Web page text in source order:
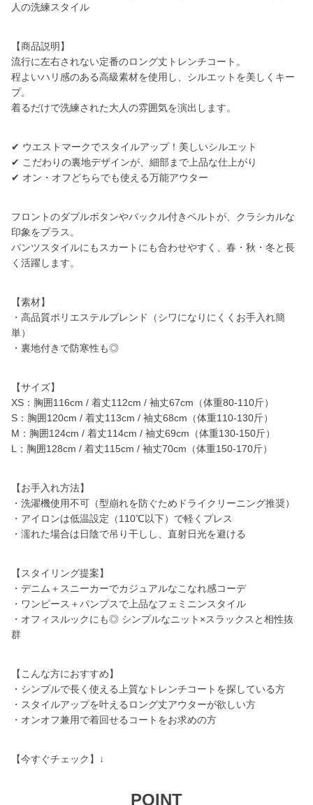
人の洗練スタイル
【商品説明】
流行に左右されない定番のロング丈トレンチコート。
程よいハリ感のある高級素材を使用し、シルエットを美しくキー
プ。
着るだけで洗練された大人の雰囲気を演出します。
✔ ウエストマークでスタイルアップ！美しいシルエット
✔ こだわりの裏地デザインが、細部まで上品な仕上がり
✔ オン・オフどちらでも使える万能アウター
フロントのダブルボタンやバックル付きベルトが、クラシカルな
印象をプラス。
パンツスタイルにもスカートにも合わせやすく、春・秋・冬と長
く活躍します。
【素材】
・高品質ポリエステルブレンド（シワになりにくくお手入れ簡
単）
・裏地付きで防寒性も◎
【サイズ】
XS：胸囲116cm / 着丈112cm / 袖丈67cm（体重80-110斤）
S：胸囲120cm / 着丈113cm / 袖丈68cm（体重110-130斤）
M：胸囲124cm / 着丈114cm / 袖丈69cm（体重130-150斤）
L：胸囲128cm / 着丈115cm / 袖丈70cm（体重150-170斤）
【お手入れ方法】
・洗濯機使用不可（型崩れを防ぐためドライクリーニング推奨）
・アイロンは低温設定（110℃以下）で軽くプレス
・濡れた場合は日陰で吊り干しし、直射日光を避ける
【スタイリング提案】
・デニム＋スニーカーでカジュアルなこなれ感コーデ
・ワンピース＋パンプスで上品なフェミニンスタイル
・オフィスルックにも◎ シンプルなニット×スラックスと相性抜
群
【こんな方におすすめ】
・シンプルで長く使える上質なトレンチコートを探している方
・スタイルアップを叶えるロング丈アウターが欲しい方
・オンオフ兼用で着回せるコートをお求めの方
【今すぐチェック】↓
POINT